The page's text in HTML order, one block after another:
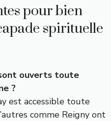
pour bien
spirituelle
ouverts toute
?
est accessible toute
comme Reigny ont